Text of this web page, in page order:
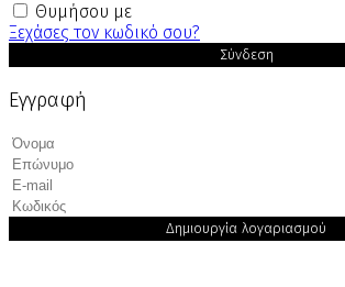
Θυμήσου με
Ξεχάσες τον κωδικό σου?
Σύνδεση
Εγγραφή
Δημιουργία λογαριασμού